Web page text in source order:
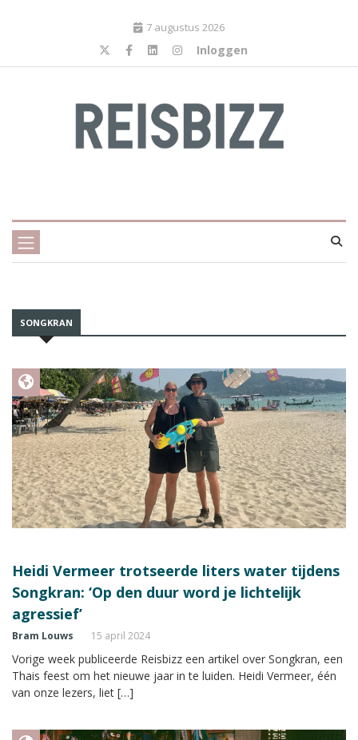
7 augustus 2026
Inloggen
SONGKRAN
Heidi Vermeer trotseerde liters water tijdens
Songkran: ‘Op den duur word je lichtelijk
agressief’
Bram Louws 15 april 2024
Vorige week publiceerde Reisbizz een artikel over Songkran, een
Thais feest om het nieuwe jaar in te luiden. Heidi Vermeer, één
van onze lezers, liet […]